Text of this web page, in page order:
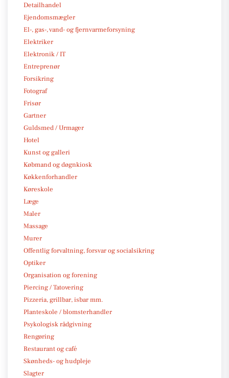
Detailhandel
Ejendomsmægler
El-, gas-, vand- og fjernvarmeforsyning
Elektriker
Elektronik / IT
Entreprenør
Forsikring
Fotograf
Frisør
Gartner
Guldsmed / Urmager
Hotel
Kunst og galleri
Købmand og døgnkiosk
Køkkenforhandler
Køreskole
Læge
Maler
Massage
Murer
Offentlig forvaltning, forsvar og socialsikring
Optiker
Organisation og forening
Piercing / Tatovering
Pizzeria, grillbar, isbar mm.
Planteskole / blomsterhandler
Psykologisk rådgivning
Rengøring
Restaurant og café
Skønheds- og hudpleje
Slagter